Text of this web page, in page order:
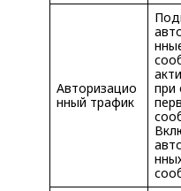
Авторизацио
нный трафик
при